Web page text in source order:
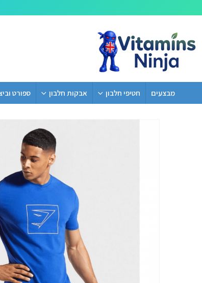
מבצעים חטיפי חלבון אבקות חלבון ספורט